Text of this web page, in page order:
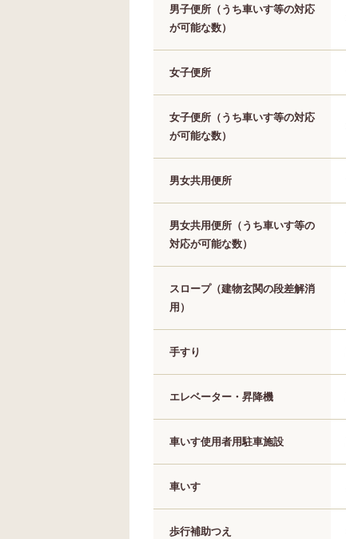
男子便所（うち車いす等の対応
が可能な数）
女子便所
女子便所（うち車いす等の対応
が可能な数）
男女共用便所
男女共用便所（うち車いす等の
対応が可能な数）
スロープ（建物玄関の段差解消
用）
手すり
エレベーター・昇降機
車いす使用者用駐車施設
車いす
歩行補助つえ